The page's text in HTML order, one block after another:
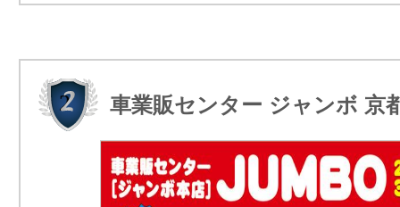
車業販センター ジャンボ 京